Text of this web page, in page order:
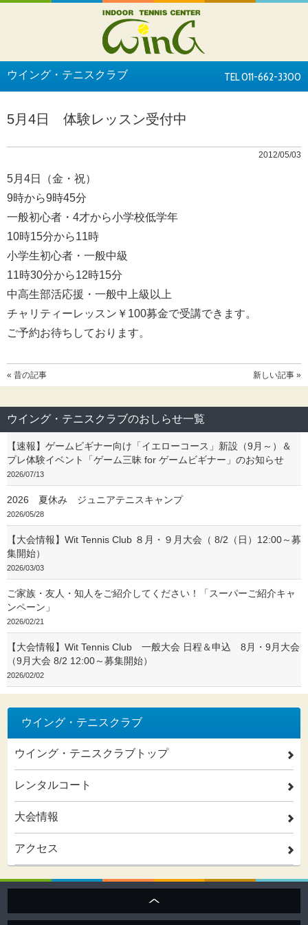
ウイング・テニスクラブ TEL 011-662-3300
5月4日 体験レッスン受付中
2012/05/03
5月4日（金・祝）
9時から9時45分
一般初心者・4才から小学校低学年
10時15分から11時
小学生初心者・一般中級
11時30分から12時15分
中高生部活応援・一般中上級以上
チャリティーレッスン￥100募金で受講できます。
ご予約お待ちしております。
« 昔の記事 新しい記事 »
ウイング・テニスクラブのおしらせ一覧
【速報】ゲームビギナー向け「イエローコース」新設（9月～）＆
プレ体験イベント「ゲーム三昧 for ゲームビギナー」のお知らせ
2026/07/13
2026 夏休み ジュニアテニスキャンプ
2026/05/28
【大会情報】Wit Tennis Club ８月・９月大会（ 8/2（日）12:00～募
集開始）
2026/03/03
ご家族・友人・知人をご紹介してください！「スーパーご紹介キャ
ンペーン」
2026/02/21
【大会情報】Wit Tennis Club 一般大会 日程＆申込 8月・9月大会
（9月大会 8/2 12:00～募集開始）
2026/02/02
ウイング・テニスクラブ
ウイング・テニスクラブトップ 2
レンタルコート 2
大会情報 2
アクセス 2